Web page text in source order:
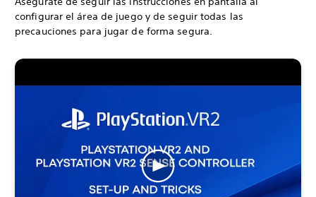
configurar el área de juego y de seguir todas las
precauciones para jugar de forma segura.